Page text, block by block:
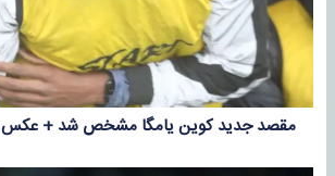
مقصد جدید کوین یامگا مشخص شد + عکس